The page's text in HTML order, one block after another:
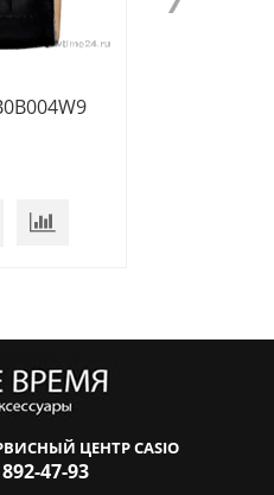
ЦЕНТР CASIO
47-93